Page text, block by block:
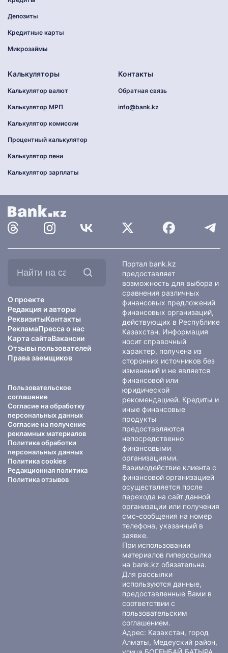
Депозиты
Кредитные карты
Микрозаймы
Калькуляторы
Калькулятор валют
Калькулятор МРП
Калькулятор комиссии
Процентный калькулятор
Калькулятор пени
Калькулятор зарплаты
Контакты
Обратная связь
info@bank.kz
О проекте
Редакция и авторы
РеквизитыКонтакты
РекламаПресса о нас
Карта сайтаВакансии
Отзывы пользователей
Права заемщиков
Пользовательское
соглашение
Согласие на обработку
персональных данных
Согласие на получение
рекламных материалов
Политика обработки
персональных данных
Политика cookies
Редакционная политика
Политика отзывов
Портал bank.kz
предоставляет
возможность для выбора и
сравнения различных
финансовых предложений
финансовых организаций,
действующих в Республике
Казахстан. Информация
носит справочный
характер, получена из
сторонних источников без
изменений и не является
финансовой или
юридической
рекомендацией. Кредиты и
иные финансовые
продукты
предоставляются
непосредственно
финансовыми
организациями.
Взаимодействие клиента с
финансовой организацией
осуществляется после
перехода на сайт данной
организации или получения
смс-сообщения на номер
телефона, указанный в
заявке.
При использовании
материалов гиперссылка
на bank.kz обязательна.
Для рассылки
используются данные,
предоставленные Вами в
соответствии с
пользовательским
соглашением.
Адрес: Казахстан, город
Алматы, Медеуский район,